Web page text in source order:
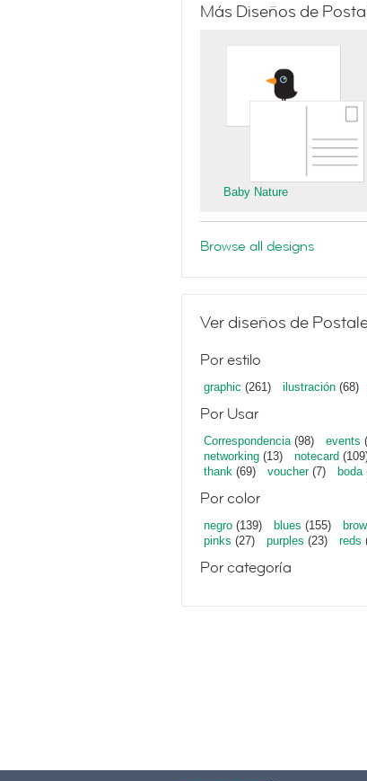
Más Diseños de
Baby Nature
Browse all designs
Ver diseños de
Por estilo
graphic (261) ilustración (68)
Por Usar
Correspondencia(98) events
networking (13) notecard
thank (69) voucher(7) boda
Por color
negro (139) blues (155)
pinks (27) purples (23) reds
Por categoría